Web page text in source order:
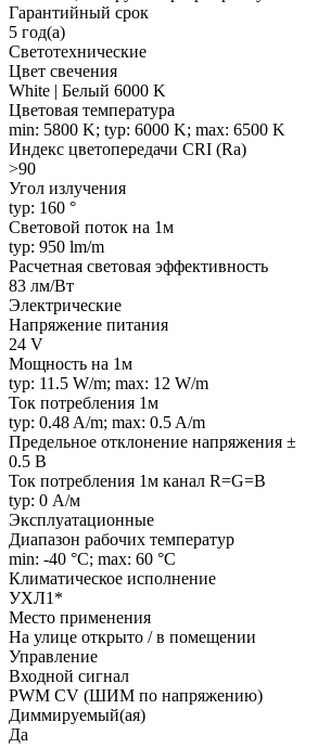
Гарантийный срок
5 год(а)
Светотехнические
Цвет свечения
White | Белый 6000 K
Цветовая температура
min: 5800 K; typ: 6000 K; max: 6500 K
Индекс цветопередачи CRI (Ra)
>90
Угол излучения
typ: 160 °
Световой поток на 1м
typ: 950 lm/m
Расчетная световая эффективность
83 лм/Вт
Электрические
Напряжение питания
24 V
Мощность на 1м
typ: 11.5 W/m; max: 12 W/m
Ток потребления 1м
typ: 0.48 A/m; max: 0.5 A/m
Предельное отклонение напряжения ±
0.5 В
Ток потребления 1м канал R=G=B
typ: 0 А/м
Эксплуатационные
Диапазон рабочих температур
min: -40 °C; max: 60 °C
Климатическое исполнение
УХЛ1*
Место применения
На улице открыто / в помещении
Управление
Входной сигнал
PWM СV (ШИМ по напряжению)
Диммируемый(ая)
Да